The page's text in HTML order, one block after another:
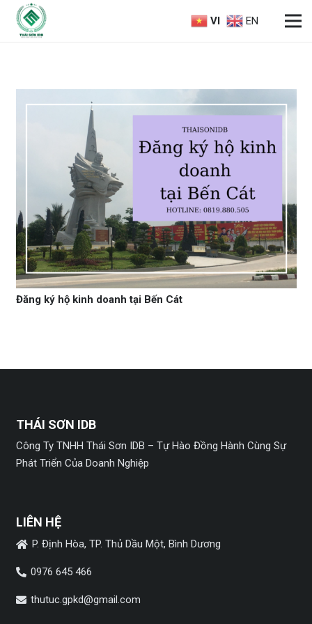
VI EN
Đăng ký hộ kinh doanh tại Bến Cát
THÁI SƠN IDB
Công Ty TNHH Thái Sơn IDB – Tự Hào Đồng Hành Cùng Sự
Phát Triển Của Doanh Nghiệp
LIÊN HỆ
P. Định Hòa, TP. Thủ Dầu Một, Bình Dương
0976 645 466
thutuc.gpkd@gmail.com